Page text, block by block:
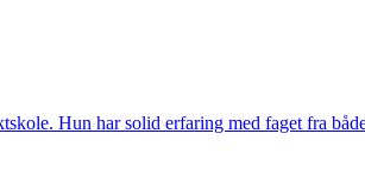
Hun har solid erfaring med faget fra